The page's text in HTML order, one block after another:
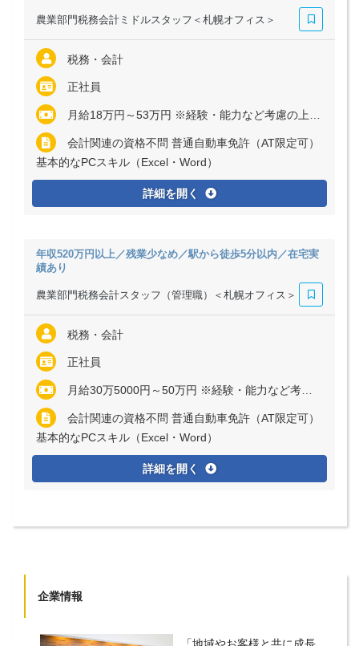
農業部門税務会計ミドルスタッフ＜札幌オフィス＞
税務・会計
正社員
月給18万円～53万円 ※経験・能力など考慮の上、決定いたします ※残業代は全額支給
会計関連の資格不問 普通自動車免許（AT限定可）
基本的なPCスキル（Excel・Word）
詳細を開く
年収520万円以上／残業少なめ／駅から徒歩5分以内／在宅実
績あり
農業部門税務会計スタッフ（管理職）＜札幌オフィス＞
税務・会計
正社員
月給30万5000円～50万円 ※経験・能力など考慮の上、決定いたします ※残業代は全額支給
会計関連の資格不問 普通自動車免許（AT限定可）
基本的なPCスキル（Excel・Word）
詳細を開く
企業情報